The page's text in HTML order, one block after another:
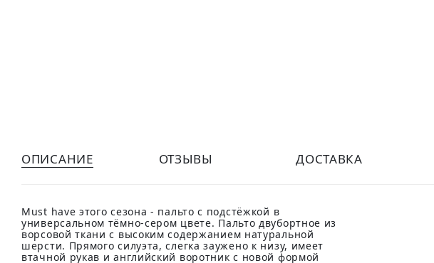
ОПИСАНИЕ ОТЗЫВЫ ДОСТАВКА
Must have этого сезона - пальто с подстёжкой в
универсальном тёмно-сером цвете. Пальто двубортное из
ворсовой ткани с высоким содержанием натуральной
шерсти. Прямого силуэта, слегка заужено к низу, имеет
втачной рукав и английский воротник с новой формой